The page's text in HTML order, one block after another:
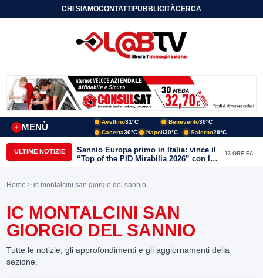
CHI SIAMOCONTATTIPUBBLICITÀCERCA
MENÙ
+
Avellino31°C Benevento30°C
Caserta30°C Napoli30°C Salerno29°C
ULTIME NOTIZIE
Sannio Europa primo in Italia: vince il
“Top of the PID Mirabilia 2026” con la
realtà virtuale nei musei del Sannio
13 ORE FA
Home > ic montalcini san giorgio del sannio
IC MONTALCINI SAN
GIORGIO DEL SANNIO
Tutte le notizie, gli approfondimenti e gli aggiornamenti della
sezione.